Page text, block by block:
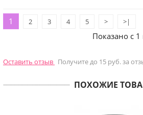
1 2 3 4 5 > >|
Показано с
Оставить отзыв Получите до 15 руб. за
ПОХОЖИЕ